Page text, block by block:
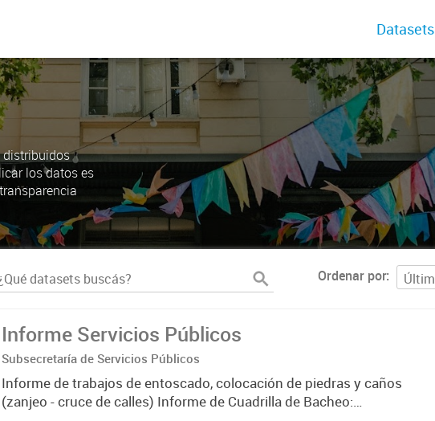
Datasets
distribuidos
los datos es
Ordenar por
Informe Servicios Públicos
Subsecretaría de Servicios Públicos
Informe de trabajos de entoscado, colocación de piedras y caños
(zanjeo - cruce de calles) Informe de Cuadrilla de Bacheo: